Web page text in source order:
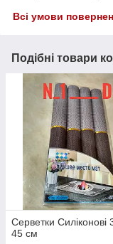
Всі умови
Подібні товари
Серветки Силіконові
45 см